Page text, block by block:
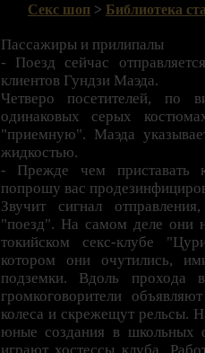
Секс шоп > Библиотека
Пассажиры и прилипалы
- Поезд сейчас
клиентов Гундзи Маэда.
Четверо посетителей, по
одинаковых серых
"приемную". Маэда
жидкостью.
- Прежде чем приставать
попрошу вас
Звучит сигнал
"поезд". На самом деле они
токийском секс-клубе
котором они очутились,
подземки. Вдоль прохода
громкоговорители
колеса и скрежещут рельсы.
юные создания в школьных